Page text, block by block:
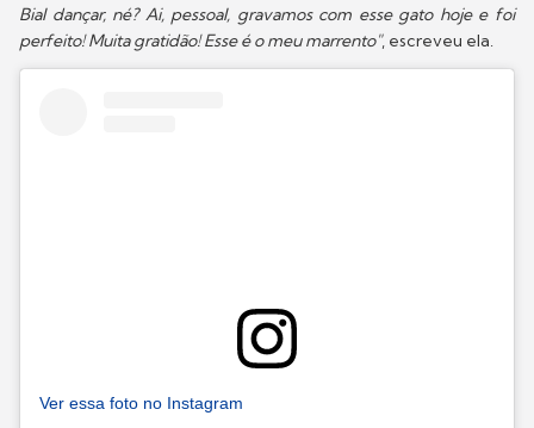
Bial dançar, né? Ai, pessoal, gravamos com esse gato hoje e foi
perfeito! Muita gratidão! Esse é o meu marrento", escreveu ela.
Ver essa foto no Instagram